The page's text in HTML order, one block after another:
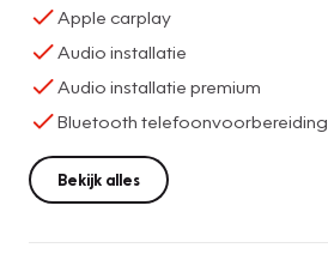
Apple carplay
Audio installatie
Audio installatie premium
Bluetooth telefoonvoorbereiding
Bekijk alles